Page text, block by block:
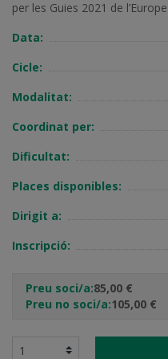
Data:
Cicle:
Modalitat:
Coordinat per:
Dificultat:
Places disponibles:
Dirigit a:
Inscripció:
Preu soci/a:85,00 €
Preu no soci/a:105,00 €